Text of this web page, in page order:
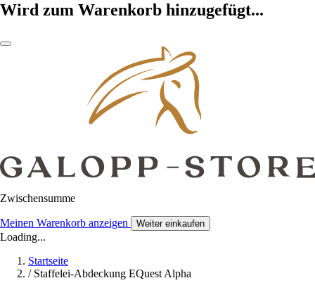
Wird zum Warenkorb hinzugefügt...
Zwischensumme
Meinen Warenkorb anzeigen Weiter einkaufen
Loading...
Startseite
/ Staffelei-Abdeckung EQuest Alpha